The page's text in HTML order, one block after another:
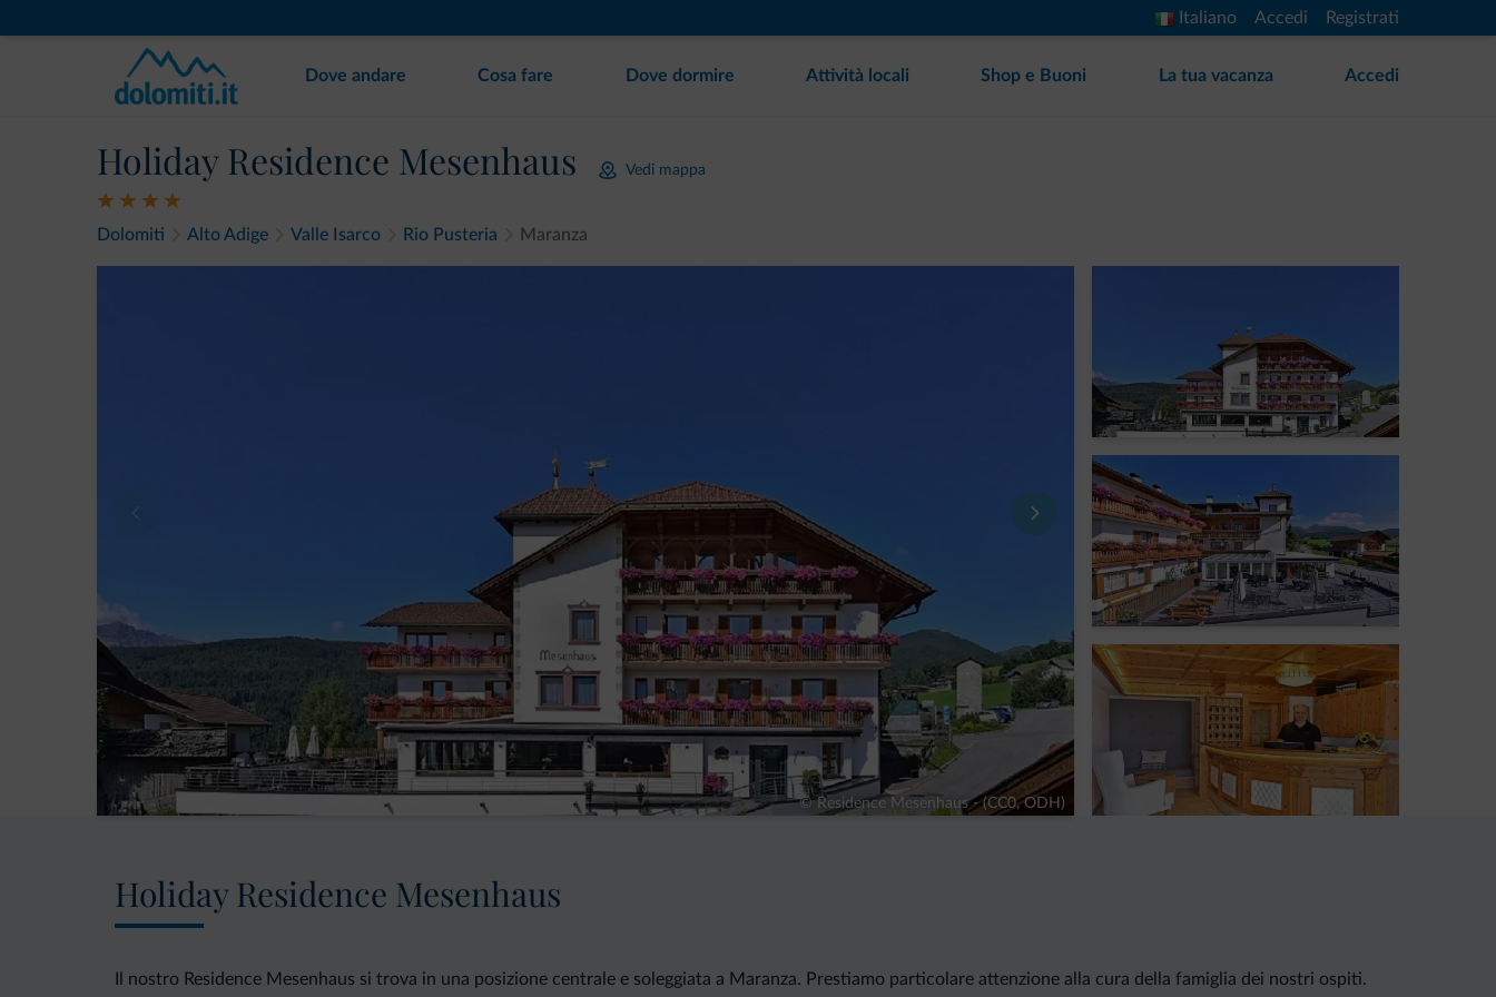
Italiano Accedi Registrati
Dove andare Cosa fare Dove dormire Attività locali Shop e Buoni La tua vacanza Accedi
Holiday Residence Mesenhaus Vedi mappa
Dolomiti Alto Adige Valle Isarco Rio Pusteria Maranza
© Residence Mesenhaus - (CC0, ODH)
Holiday Residence Mesenhaus
Il nostro Residence Mesenhaus si trova in una posizione centrale e soleggiata a Maranza. Prestiamo particolare attenzione alla cura della famiglia dei nostri ospiti.